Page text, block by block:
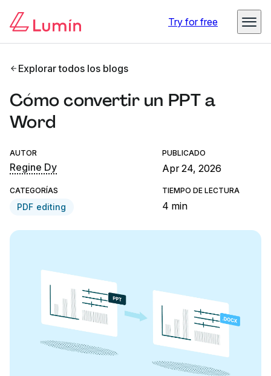
Try for free
Explorar todos los blogs
Cómo convertir un PPT a
Word
AUTOR
Regine Dy
PUBLICADO
Apr 24, 2026
CATEGORÍAS
PDF editing
TIEMPO DE LECTURA
4 min